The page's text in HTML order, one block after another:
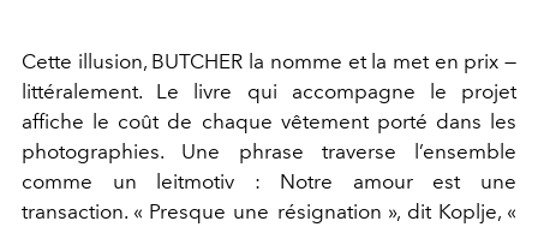
Cette illusion, BUTCHER la nomme et la met en prix —
littéralement. Le livre qui accompagne le projet
affiche le coût de chaque vêtement porté dans les
photographies. Une phrase traverse l’ensemble
comme un leitmotiv : Notre amour est une
transaction. « Presque une résignation », dit Koplje, «